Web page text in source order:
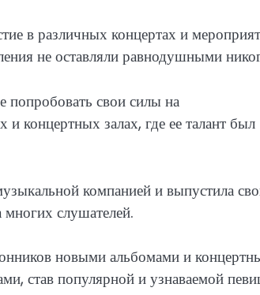
в различных концертах и
не оставляли равнодушными
попробовать свои силы на
концертных залах, где ее талант был
компанией и выпустила
слушателей.
новыми альбомами и
став популярной и узнаваемой